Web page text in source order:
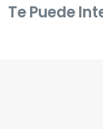
Te Puede